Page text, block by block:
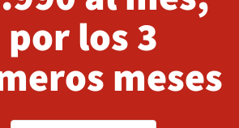
por los 3
meses